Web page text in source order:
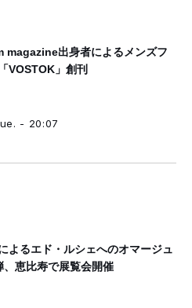
magazine出身者によるメンズフ
VOSTOK」創刊
- 20:07
よるエド・ルシェへのオマージュ
、恵比寿で展覧会開催